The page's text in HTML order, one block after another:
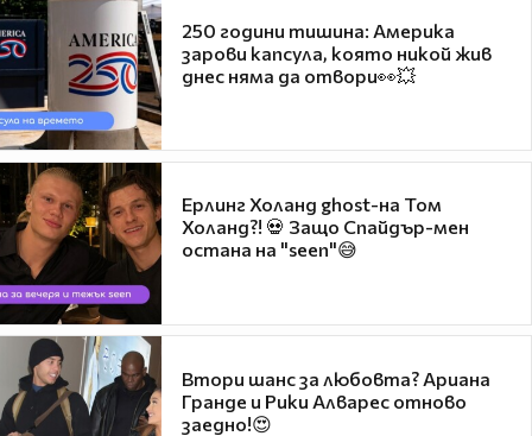
250 години тишина: Америка
зарови капсула, която никой жив
днес няма да отвори👀💥
Ерлинг Холанд ghost-на Том
Холанд?! 💀 Защо Спайдър-мен
остана на "seen"😅
Втори шанс за любовта? Ариана
Гранде и Рики Алварес отново
заедно!😍